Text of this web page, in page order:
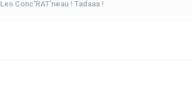
Les Conc'RAT'neau ! Tadaaa !